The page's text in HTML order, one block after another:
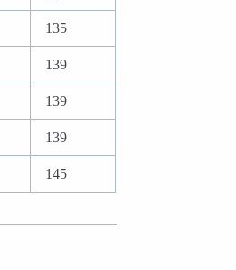
135
139
139
139
145